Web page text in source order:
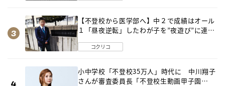
【不登校から医学部へ】中２で成績はオール
１「昼夜逆転」したわが子を”夜遊び”に連れ
コクリコ
小中学校「不登校35万人」時代に 中川翔子
さんが審査委員長「不登校生動画甲子園